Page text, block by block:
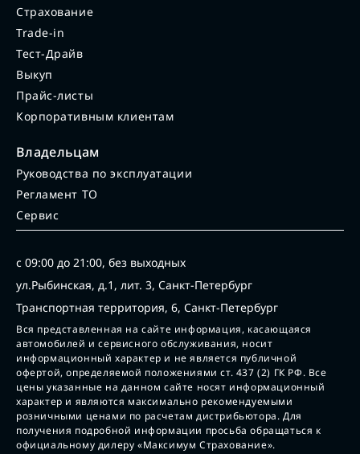
Страхование
Trade-in
Тест-Драйв
Выкуп
Прайс-листы
Корпоративным клиентам
Владельцам
Руководства по эксплуатации
Регламент ТО
Сервис
с 09:00 до 21:00, без выходных
ул.Рыбинская, д.1, лит. 3, Санкт-Петербург
Транспортная территория, 6, Санкт-Петербург
Вся представленная на сайте информация, касающаяся
автомобилей и сервисного обслуживания, носит
информационный характер и не является публичной
офертой, определяемой положениями ст. 437 (2) ГК РФ. Все
цены указанные на данном сайте носят информационный
характер и являются максимально рекомендуемыми
розничными ценами по расчетам дистрибьютора. Для
получения подробной информации просьба обращаться к
официальному дилеру «Максимум Страхование».